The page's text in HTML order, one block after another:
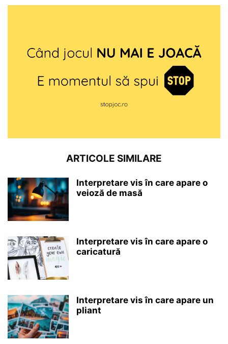
ARTICOLE SIMILARE
Interpretare vis în care apare o
veioză de masă
Interpretare vis în care apare o
caricatură
Interpretare vis în care apare un
pliant